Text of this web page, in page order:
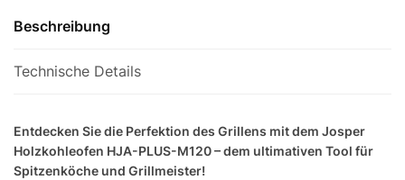
Beschreibung
Technische Details
Entdecken Sie die Perfektion des Grillens mit dem Josper
Holzkohleofen HJA-PLUS-M120 – dem ultimativen Tool für
Spitzenköche und Grillmeister!